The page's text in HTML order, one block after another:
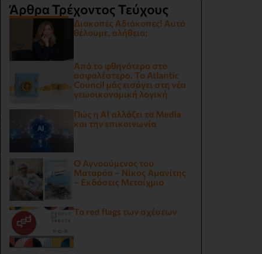
Άρθρα Τρέχοντος Τεύχους
Διακοπές Αδιάκοπες! Αυτό
θέλουμε, αλήθεια;
Από το φθηνότερο στο
ασφαλέστερο. Το Atlantic
Council μάς εισάγει στη νέα
γεωοικονομική λογική
Πώς η AI αλλάζει τα Media
και την επικοινωνία
Ο Αγνοούμενος του
Ματαρόα – Νίκος Αμανίτης
– Εκδόσεις Μεταίχμιο
Τα red flags των σχέσεων